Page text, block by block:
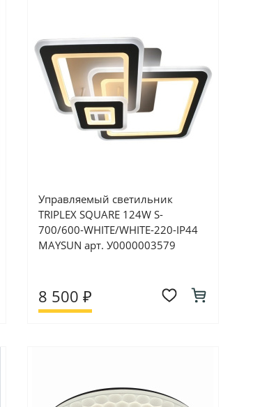
Управляемый светильник
TRIPLEX SQUARE 124W S-
700/600-WHITE/WHITE-220-IP44
MAYSUN арт. У0000003579
8 500 ₽